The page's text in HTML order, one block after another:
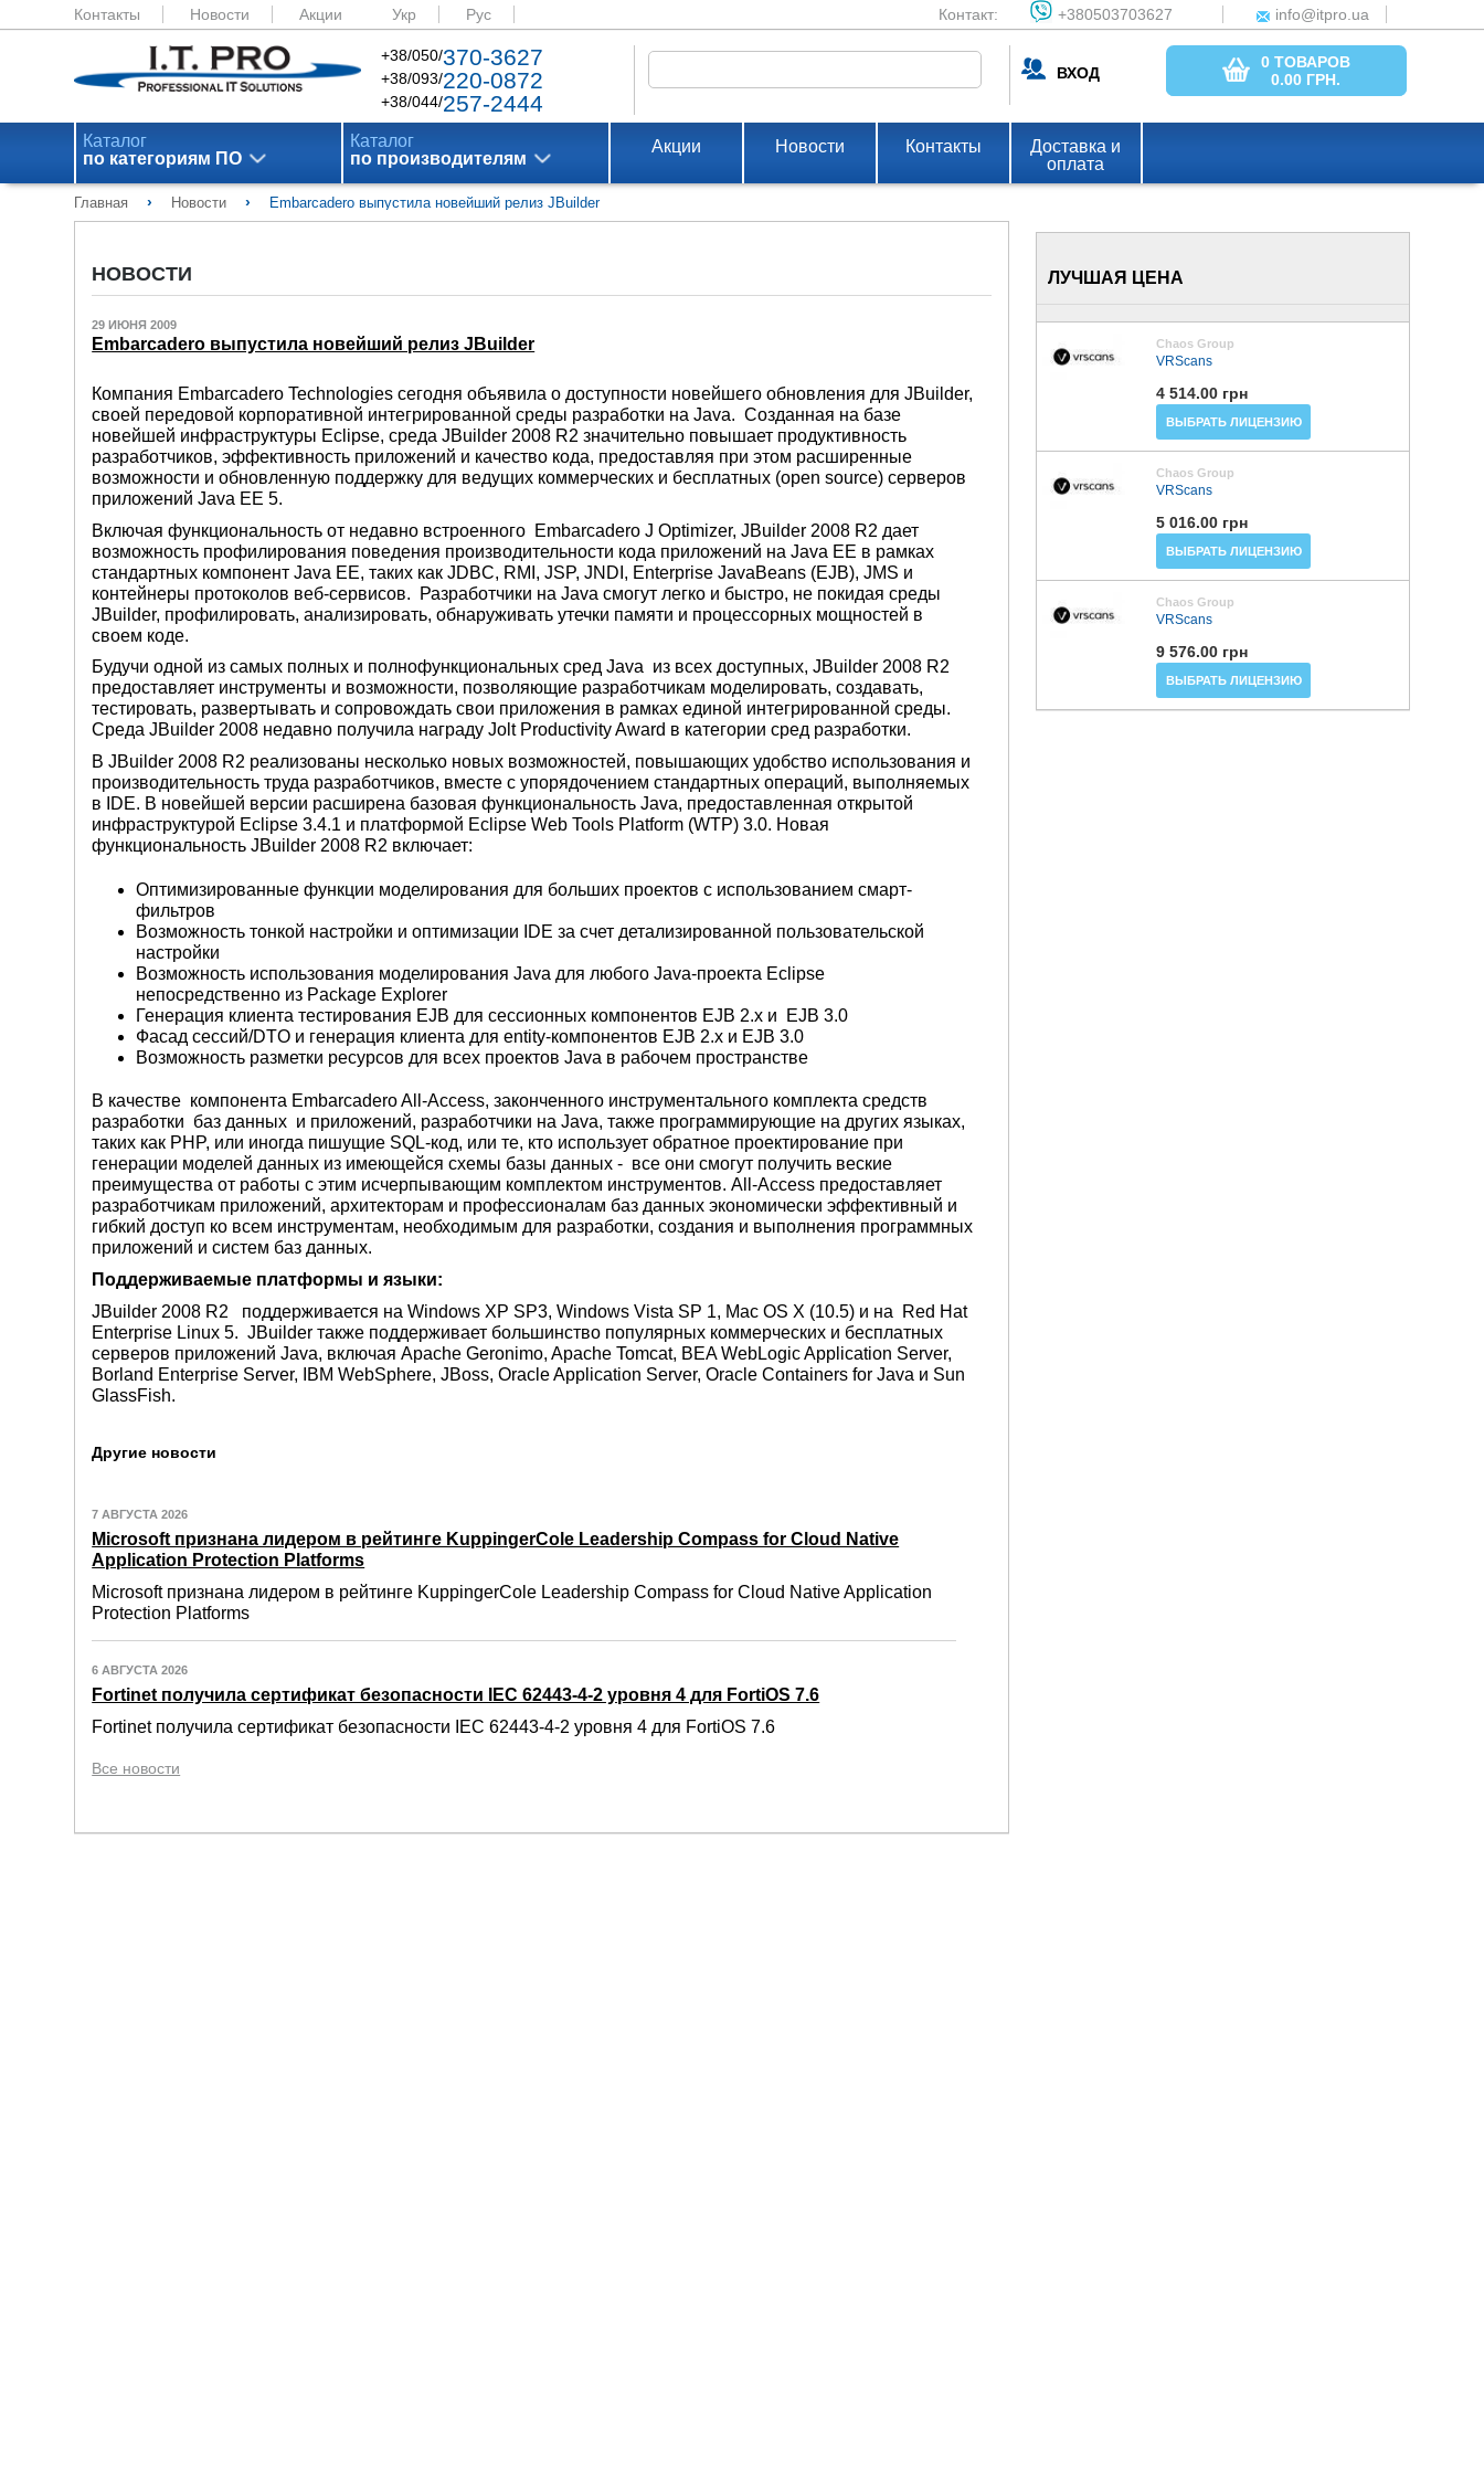
Контакты Новости Акции Укр Рус Контакт: +380503703627 info@itpro.ua
+38/050/370-3627
+38/093/220-0872
+38/044/257-2444
ВХОД
0 ТОВАРОВ
0.00 ГРН.
Каталог
по категориям ПО
Каталог
по производителям
Акции Новости Контакты
Доставка и
оплата
Главная › Новости › Embarcadero выпустила новейший релиз JBuilder
НОВОСТИ
29 ИЮНЯ 2009
Embarcadero выпустила новейший релиз JBuilder
Компания Embarcadero Technologies сегодня объявила о доступности новейшего обновления для JBuilder,
своей передовой корпоративной интегрированной среды разработки на Java. Созданная на базе
новейшей инфраструктуры Eclipse, среда JBuilder 2008 R2 значительно повышает продуктивность
разработчиков, эффективность приложений и качество кода, предоставляя при этом расширенные
возможности и обновленную поддержку для ведущих коммерческих и бесплатных (open source) серверов
приложений Java EE 5.
Включая функциональность от недавно встроенного Embarcadero J Optimizer, JBuilder 2008 R2 дает
возможность профилирования поведения производительности кода приложений на Java EE в рамках
стандартных компонент Java EE, таких как JDBC, RMI, JSP, JNDI, Enterprise JavaBeans (EJB), JMS и
контейнеры протоколов веб-сервисов. Разработчики на Java смогут легко и быстро, не покидая среды
JBuilder, профилировать, анализировать, обнаруживать утечки памяти и процессорных мощностей в
своем коде.
Будучи одной из самых полных и полнофункциональных сред Java из всех доступных, JBuilder 2008 R2
предоставляет инструменты и возможности, позволяющие разработчикам моделировать, создавать,
тестировать, развертывать и сопровождать свои приложения в рамках единой интегрированной среды.
Среда JBuilder 2008 недавно получила награду Jolt Productivity Award в категории сред разработки.
В JBuilder 2008 R2 реализованы несколько новых возможностей, повышающих удобство использования и
производительность труда разработчиков, вместе с упорядочением стандартных операций, выполняемых
в IDE. В новейшей версии расширена базовая функциональность Java, предоставленная открытой
инфраструктурой Eclipse 3.4.1 и платформой Eclipse Web Tools Platform (WTP) 3.0. Новая
функциональность JBuilder 2008 R2 включает:
Оптимизированные функции моделирования для больших проектов с использованием смарт-
фильтров
Возможность тонкой настройки и оптимизации IDE за счет детализированной пользовательской
настройки
Возможность использования моделирования Java для любого Java-проекта Eclipse
непосредственно из Package Explorer
Генерация клиента тестирования EJB для сессионных компонентов EJB 2.x и EJB 3.0
Фасад сессий/DTO и генерация клиента для entity-компонентов EJB 2.x и EJB 3.0
Возможность разметки ресурсов для всех проектов Java в рабочем пространстве
В качестве компонента Embarcadero All-Access, законченного инструментального комплекта средств
разработки баз данных и приложений, разработчики на Java, также программирующие на других языках,
таких как PHP, или иногда пишущие SQL-код, или те, кто использует обратное проектирование при
генерации моделей данных из имеющейся схемы базы данных - все они смогут получить веские
преимущества от работы с этим исчерпывающим комплектом инструментов. All-Access предоставляет
разработчикам приложений, архитекторам и профессионалам баз данных экономически эффективный и
гибкий доступ ко всем инструментам, необходимым для разработки, создания и выполнения программных
приложений и систем баз данных.
Поддерживаемые платформы и языки:
JBuilder 2008 R2 поддерживается на Windows XP SP3, Windows Vista SP 1, Mac OS X (10.5) и на Red Hat
Enterprise Linux 5. JBuilder также поддерживает большинство популярных коммерческих и бесплатных
серверов приложений Java, включая Apache Geronimo, Apache Tomcat, BEA WebLogic Application Server,
Borland Enterprise Server, IBM WebSphere, JBoss, Oracle Application Server, Oracle Containers for Java и Sun
GlassFish.
Другие новости
7 АВГУСТА 2026
Microsoft признана лидером в рейтинге KuppingerCole Leadership Compass for Cloud Native
Application Protection Platforms
Microsoft признана лидером в рейтинге KuppingerCole Leadership Compass for Cloud Native Application
Protection Platforms
6 АВГУСТА 2026
Fortinet получила сертификат безопасности IEC 62443-4-2 уровня 4 для FortiOS 7.6
Fortinet получила сертификат безопасности IEC 62443-4-2 уровня 4 для FortiOS 7.6
Все новости
ЛУЧШАЯ ЦЕНА
Chaos Group
VRScans
4 514.00 грн
ВЫБРАТЬ ЛИЦЕНЗИЮ
Chaos Group
VRScans
5 016.00 грн
ВЫБРАТЬ ЛИЦЕНЗИЮ
Chaos Group
VRScans
9 576.00 грн
ВЫБРАТЬ ЛИЦЕНЗИЮ